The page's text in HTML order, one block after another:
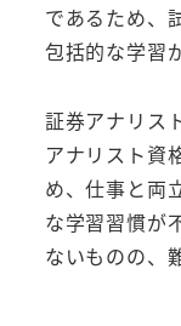
であるため、
包括的な学習
証券アナリス
アナリスト資
め、仕事と両
な学習習慣が
ないものの、